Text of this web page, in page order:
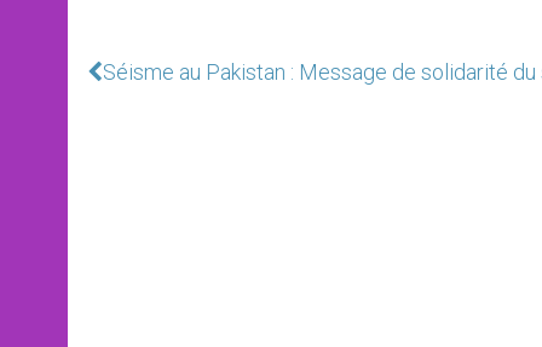
Séisme au Pakistan : Message de solidarité du